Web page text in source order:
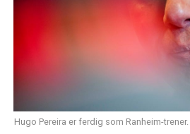
Hugo Pereira er ferdig som Ranheim-